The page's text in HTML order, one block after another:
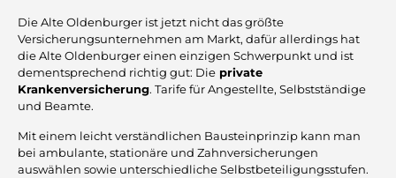
Die Alte Oldenburger ist jetzt nicht das größte
Versicherungsunternehmen am Markt, dafür allerdings hat
die Alte Oldenburger einen einzigen Schwerpunkt und ist
dementsprechend richtig gut: Die private
Krankenversicherung. Tarife für Angestellte, Selbstständige
und Beamte.
Mit einem leicht verständlichen Bausteinprinzip kann man
bei ambulante, stationäre und Zahnversicherungen
auswählen sowie unterschiedliche Selbstbeteiligungsstufen.